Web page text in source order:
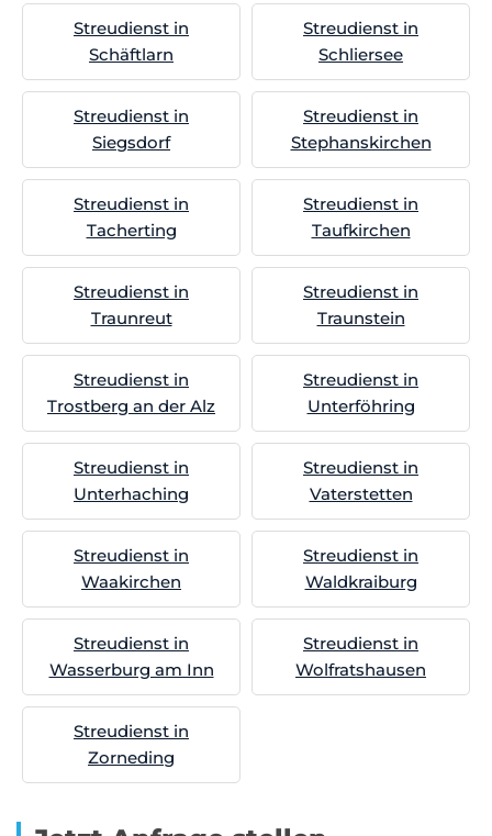
Streudienst in
Schäftlarn
Streudienst in
Schliersee
Streudienst in
Siegsdorf
Streudienst in
Stephanskirchen
Streudienst in
Tacherting
Streudienst in
Taufkirchen
Streudienst in
Traunreut
Streudienst in
Traunstein
Streudienst in
Trostberg an der Alz
Streudienst in
Unterföhring
Streudienst in
Unterhaching
Streudienst in
Vaterstetten
Streudienst in
Waakirchen
Streudienst in
Waldkraiburg
Streudienst in
Wasserburg am Inn
Streudienst in
Wolfratshausen
Streudienst in
Zorneding